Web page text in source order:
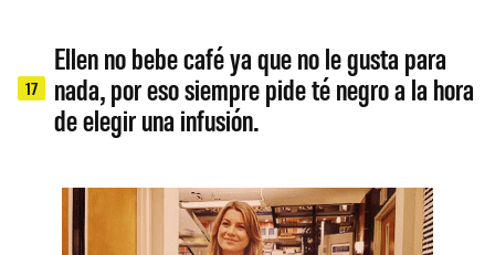
17
Ellen no bebe café ya que no le gusta para
nada, por eso siempre pide té negro a la hora
de elegir una infusión.